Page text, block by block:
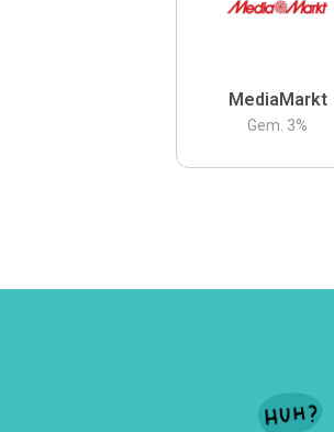
MediaMarkt
Gem. 3%